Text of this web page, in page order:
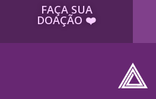
FAÇA SUA
DOAÇÃO ​❤️